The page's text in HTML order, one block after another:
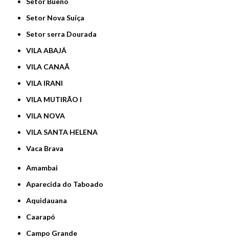
Setor Nova Suíça
Setor serra Dourada
VILA ABAJÁ
VILA CANAÃ
VILA IRANI
VILA MUTIRÃO I
VILA NOVA
VILA SANTA HELENA
Vaca Brava
Amambai
Aparecida do Taboado
Aquidauana
Caarapó
Campo Grande